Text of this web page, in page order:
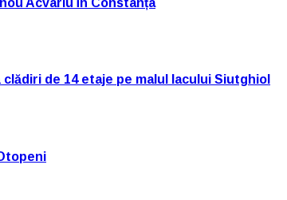
de 14 etaje pe malul lacului Siutghiol